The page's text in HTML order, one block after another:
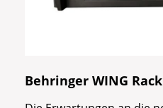
Behringer WING